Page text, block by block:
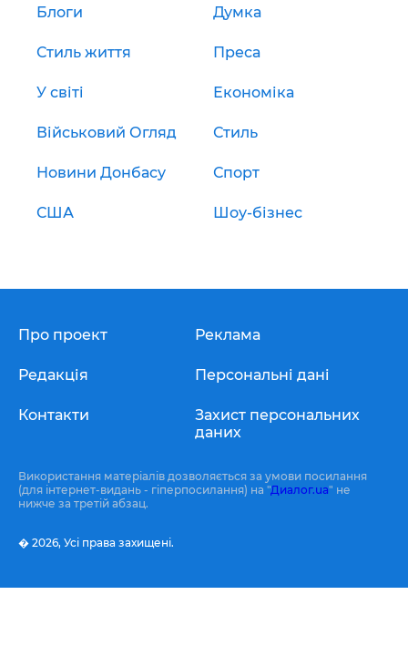
Блоги Думка
Стиль життя Преса
У світі Економіка
Військовий Огляд Стиль
Новини Донбасу Спорт
США Шоу-бізнес
Про проект
Редакція
Контакти
Реклама
Персональні дані
Захист персональних
даних
Використання матеріалів дозволяється за умови посилання
(для інтернет-видань - гіперпосилання) на "Диалог.ua" не
нижче за третій абзац.
� 2026, Усі права захищені.